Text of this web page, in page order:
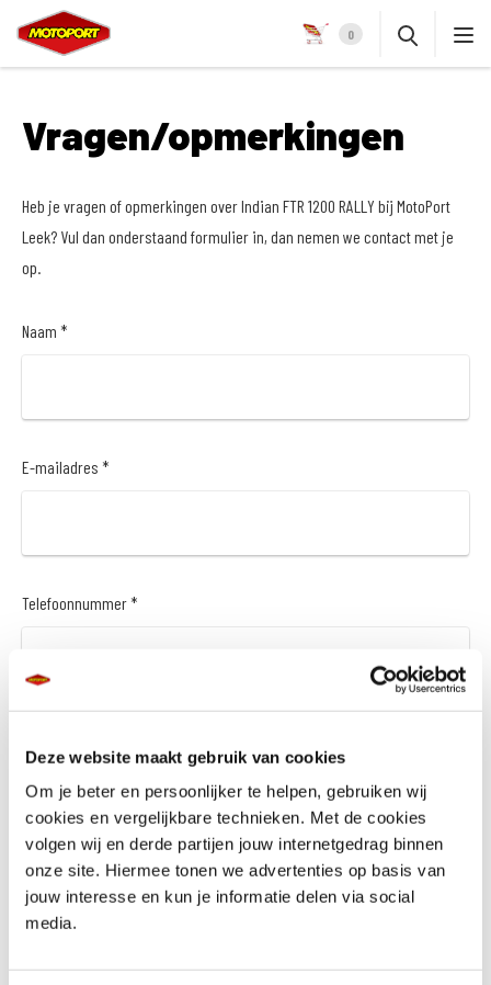
Deze website maakt gebruik van cookies
Om je beter en persoonlijker te helpen, gebruiken wij
cookies en vergelijkbare technieken. Met de cookies
volgen wij en derde partijen jouw internetgedrag binnen
onze site. Hiermee tonen we advertenties op basis van
jouw interesse en kun je informatie delen via social
media.
0
Vragen/opmerkingen
Heb je vragen of opmerkingen over Indian FTR 1200 RALLY bij MotoPort
Leek? Vul dan onderstaand formulier in, dan nemen we contact met je
op.
Naam *
E-mailadres *
Telefoonnummer *
Wil je een financieringsaanbod *